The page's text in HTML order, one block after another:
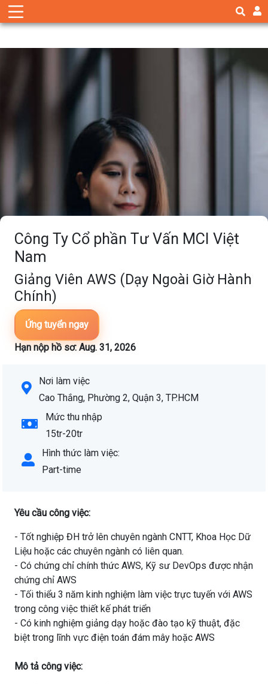
Công Ty Cổ phần Tư Vấn MCI Việt
Nam
Giảng Viên AWS (Dạy Ngoài Giờ Hành
Chính)
Ứng tuyển ngay
Hạn nộp hồ sơ: Aug. 31, 2026
Nơi làm việc
Cao Thắng, Phường 2, Quận 3, TP.HCM
Mức thu nhập
15tr-20tr
Hình thức làm việc:
Part-time
Yêu cầu công việc:
- Tốt nghiệp ĐH trở lên chuyên ngành CNTT, Khoa Học Dữ
Liệu hoặc các chuyên ngành có liên quan.
- Có chứng chỉ chính thức AWS, Kỹ sư DevOps được nhận
chứng chỉ AWS
- Tối thiểu 3 năm kinh nghiệm làm việc trực tuyến với AWS
trong công việc thiết kế phát triển
- Có kinh nghiệm giảng dạy hoặc đào tạo kỹ thuật, đặc
biệt trong lĩnh vực điện toán đám mây hoặc AWS
Mô tả công việc: